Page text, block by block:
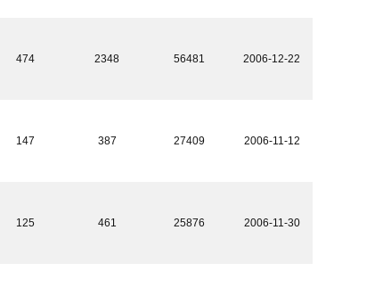
474
2348 56481 2006-12-22
147
387 27409 2006-11-12
125
461 25876 2006-11-30